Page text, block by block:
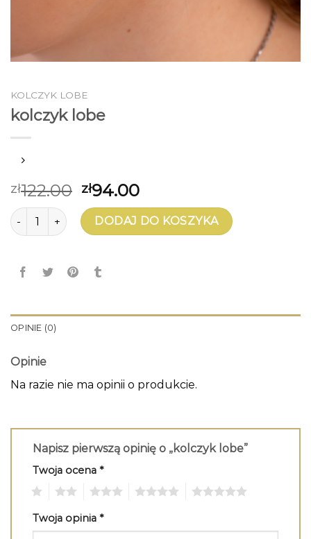
KOLCZYK LOBE
kolczyk lobe
zł122.00 zł94.00
ilość kolczyk lobeDODAJ DO KOSZYKA
OPINIE (0)
Opinie
Na razie nie ma opinii o produkcie.
Napisz pierwszą opinię o „kolczyk lobe”
Twoja ocena *
Twoja opinia *